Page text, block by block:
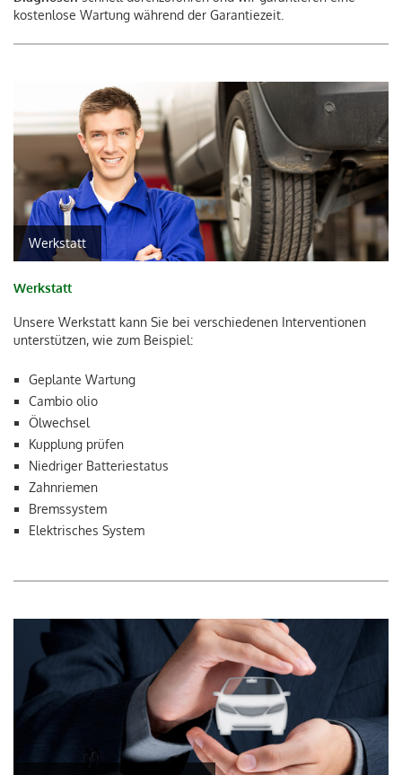
kostenlose Wartung während der Garantiezeit.
Werkstatt
Werkstatt
Unsere Werkstatt kann Sie bei verschiedenen Interventionen
unterstützen, wie zum Beispiel:
Geplante Wartung
Cambio olio
Ölwechsel
Kupplung prüfen
Niedriger Batteriestatus
Zahnriemen
Bremssystem
Elektrisches System